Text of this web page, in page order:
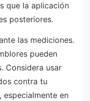
que la aplicación
posteriores.
las mediciones.
pueden
Considera usar
contra tu
en